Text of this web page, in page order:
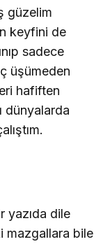
güzelim
keyfini de
sadece
üşümeden
hafiften
dünyalarda
yazıda dile
mazgallara bile